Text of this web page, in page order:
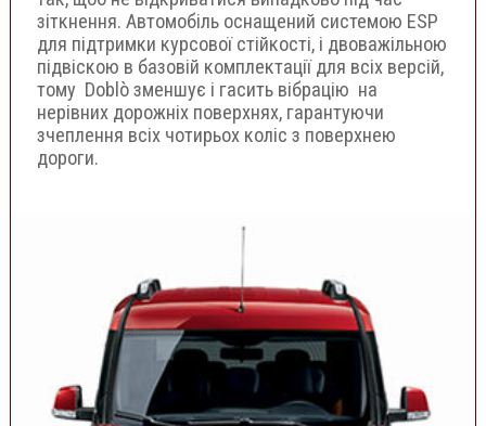
зіткнення. Автомобіль оснащений системою ESP
для підтримки курсової стійкості, і двоважільною
підвіскою в базовій комплектації для всіх версій,
тому Doblò зменшує і гасить вібрацію на
нерівних дорожніх поверхнях, гарантуючи
зчеплення всіх чотирьох коліс з поверхнею
дороги.